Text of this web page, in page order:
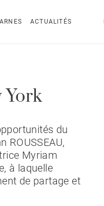
ACTUALITÉS
York
du
ROUSSEAU,
Myriam
à laquelle
de partage et